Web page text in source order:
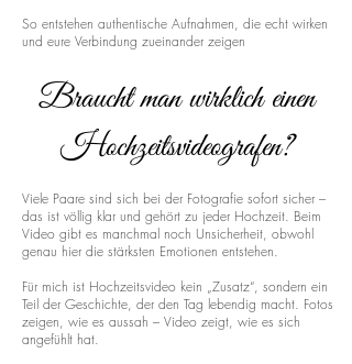
So entstehen authentische Aufnahmen, die echt wirken
und eure Verbindung zueinander zeigen
Braucht man wirklich einen
Hochzeitsvideografen?
Viele Paare sind sich bei der Fotografie sofort sicher –
das ist völlig klar und gehört zu jeder Hochzeit. Beim
Video gibt es manchmal noch Unsicherheit, obwohl
genau hier die stärksten Emotionen entstehen.
Für mich ist Hochzeitsvideo kein „Zusatz“, sondern ein
Teil der Geschichte, der den Tag lebendig macht. Fotos
zeigen, wie es aussah – Video zeigt, wie es sich
angefühlt hat.